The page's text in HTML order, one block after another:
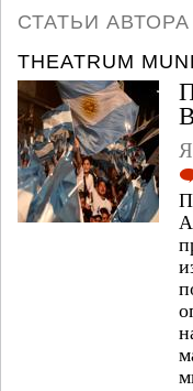
СТАТЬИ АВТОРА
THEATRUM